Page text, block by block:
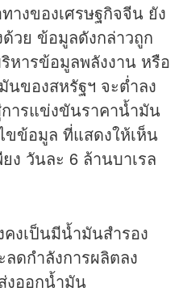
งของเศรษฐกิจจีน ยัง
วย ข้อมูลดังกล่าวถูก
หารข้อมูลพลังงาน หรือ
นของสหรัฐฯ จะต่ำลง
ารแข่งขันราคาน้ำมัน
ขข้อมูล ที่แสดงให้เห็น
ง วันละ 6 ล้านบาเรล
งเป็นมีน้ำมันสำรอง
ดกำลังการผลิตลง
ออกน้ำมัน